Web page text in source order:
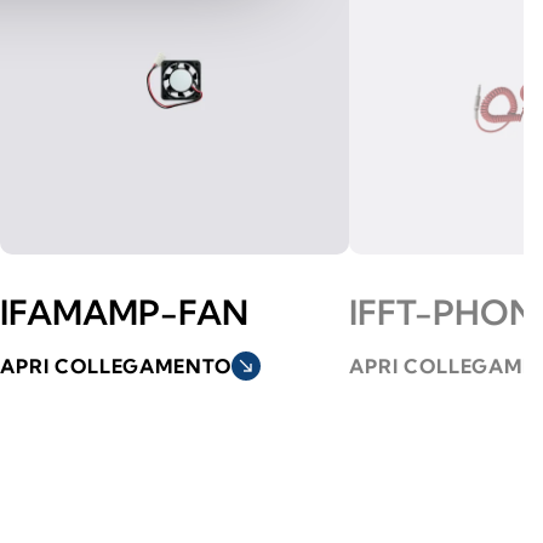
IFAMAMP-FAN
APRI COLLEGAMENTO south_east
IFFT-
APRI